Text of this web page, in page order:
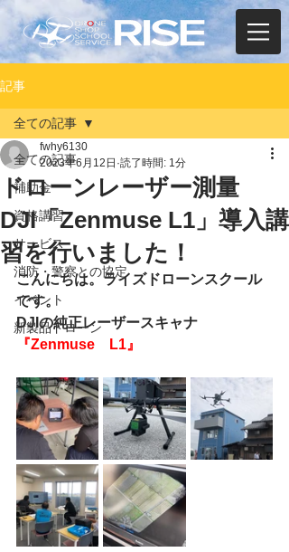
記事
全ての記事
補助金
資格講習
サービス
消防・警察との協定
イベント
新製品ドローン
全ての記事
ドローンレーザー測量
DJI「Zenmuse L1」導入講
習を行いました！
fwhy6130
2023年6月12日 読了時間: 1分
こんにちは。ライズドローンスクール
です。
DJIの純正レーザースキャナ
『Zenmuse　L1』